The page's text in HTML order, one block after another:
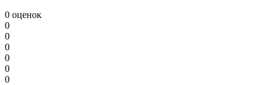
0 оценок
0
0
0
0
0
0